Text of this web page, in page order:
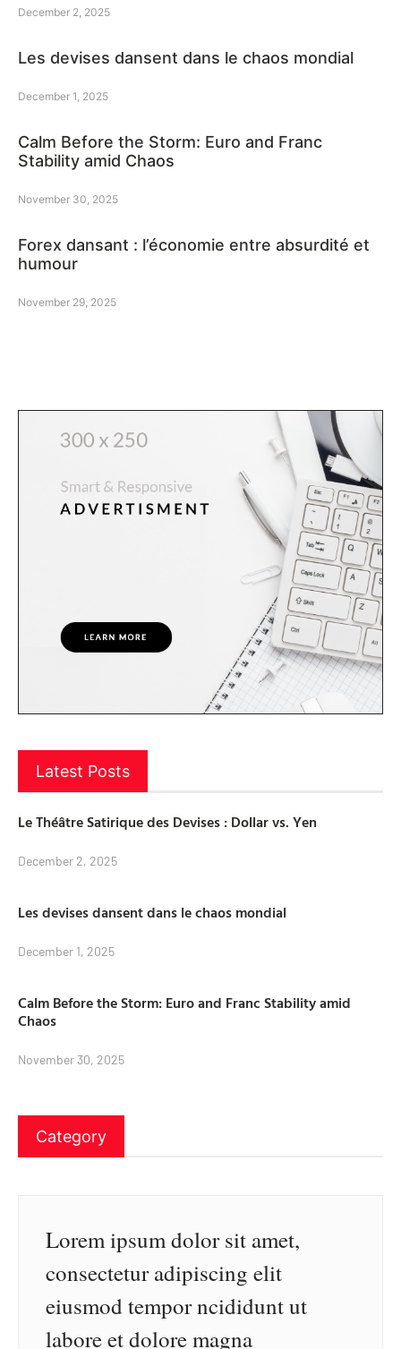
December 2, 2025
Les devises dansent dans le chaos mondial
December 1, 2025
Calm Before the Storm: Euro and Franc
Stability amid Chaos
November 30, 2025
Forex dansant : l’économie entre absurdité et
humour
November 29, 2025
Latest Posts
Le Théâtre Satirique des Devises : Dollar vs. Yen
December 2, 2025
Les devises dansent dans le chaos mondial
December 1, 2025
Calm Before the Storm: Euro and Franc Stability amid
Chaos
November 30, 2025
Category
Lorem ipsum dolor sit amet,
consectetur adipiscing elit
eiusmod tempor ncididunt ut
labore et dolore magna